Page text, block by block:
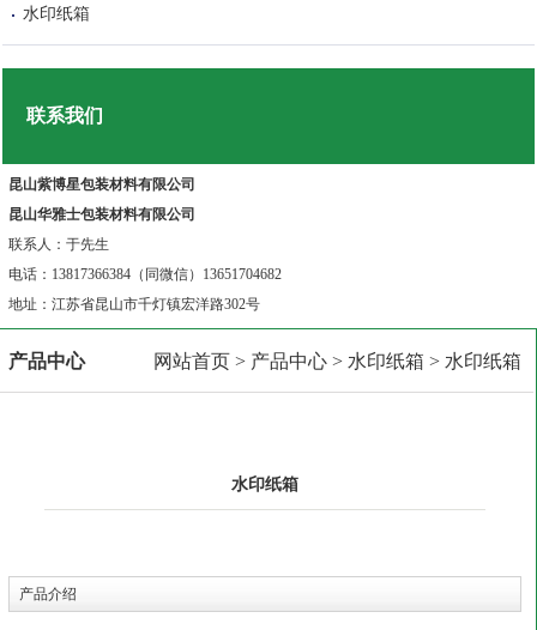
水印纸箱
联系我们
昆山紫博星包装材料有限公司
昆山华雅士包装材料有限公司
联系人：于先生
电话：13817366384（同微信）13651704682
地址：江苏省昆山市千灯镇宏洋路302号
产品中心 网站首页 > 产品中心 > 水印纸箱 > 水印纸箱
水印纸箱
产品介绍